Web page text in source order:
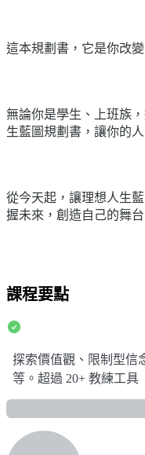
這本規劃書，它是你改
無論你是學生、上班族
生藍圖規劃書，讓你的
從今天起，讓理想人生
握未來，創造自己的舞台
課程要點
探索價值觀、限制型信
等。超過 20+ 教練工具